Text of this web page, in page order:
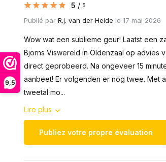
9,5
5 / 5
Publié par R.j. van der Heide le 17 mai 2026
Wow wat een sublieme geur! Laatst een
Bjorns Viswereld in Oldenzaal op advies
direct geprobeerd. Na ongeveer 15
aanbeet! Er volgenden er nog twee. Met
tweetal mo...
Lire plus
Publiez votre propre évaluation